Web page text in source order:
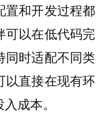
置和开发过程都
可以在低代码完
同时适配不同类
以直接在现有环
成本。